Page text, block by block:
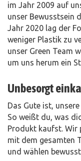
im Jahr 2009 auf
unser Bewusstsein
Jahr 2020 lag der
weniger Plastik zu
unser Green Team
um uns herum ein
Unbesorgt
Das Gute ist,
So weißt du, was
Produkt kaufst. Wir
mit dem gesamten
und wählen